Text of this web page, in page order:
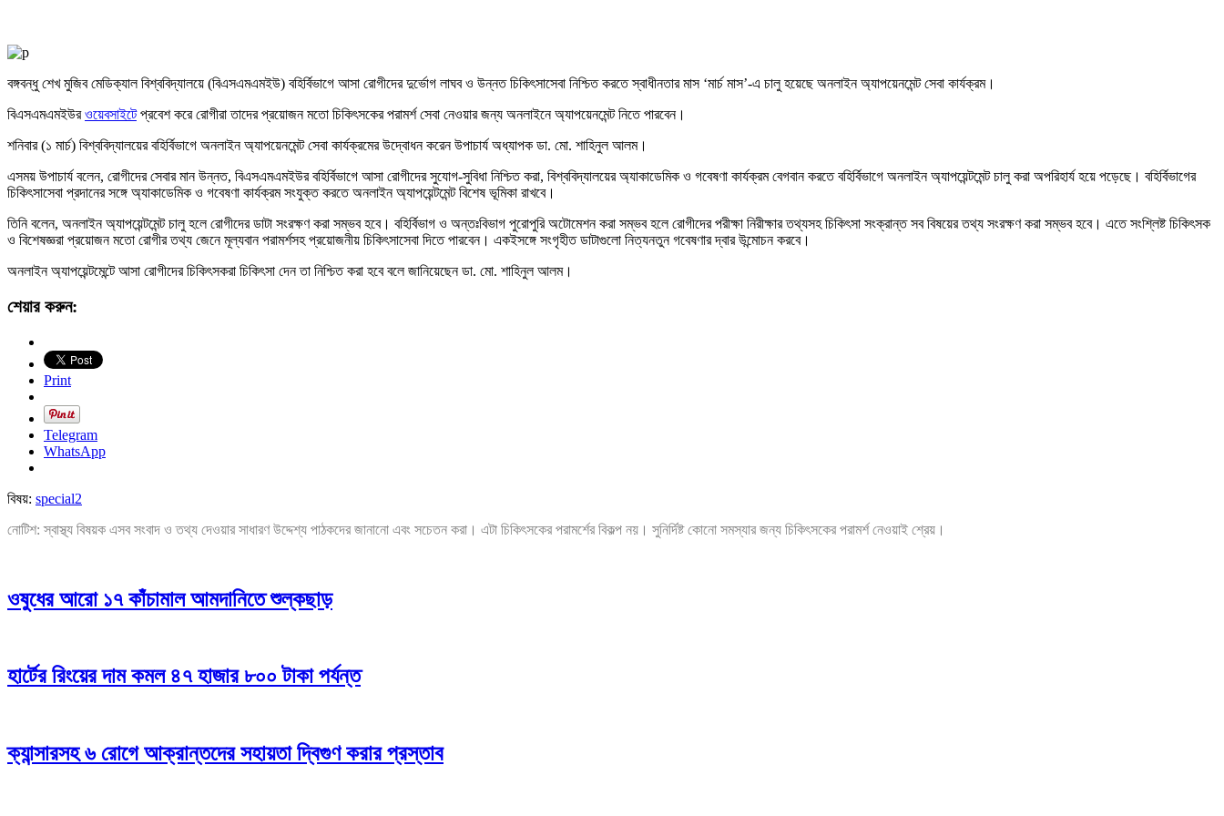
বঙ্গবন্ধু শেখ মুজিব মেডিক্যাল বিশ্ববিদ্যালয়ে (বিএসএমএমইউ) বহির্বিভাগে আসা রোগীদের দুর্ভোগ লাঘব ও উন্নত চিকিৎসাসেবা নিশ্চিত করতে স্বাধীনতার মাস ‘মার্চ মাস’-এ চালু হয়েছে অনলাইন অ্যাপয়েনমেন্ট সেবা কার্যক্রম।
বিএসএমএমইউরওয়েবসাইটেপ্রবেশ করে রোগীরা তাদের প্রয়োজন মতো চিকিৎসকের পরামর্শ সেবা নেওয়ার জন্য অনলাইনে অ্যাপয়েনমেন্ট নিতে পারবেন।
শনিবার (১ মার্চ) বিশ্ববিদ্যালয়ের বহির্বিভাগে অনলাইন অ্যাপয়েনমেন্ট সেবা কার্যক্রমের উদ্বোধন করেন উপাচার্য অধ্যাপক ডা. মো. শাহিনুল আলম।
এসময় উপাচার্য বলেন, রোগীদের সেবার মান উন্নত, বিএসএমএমইউর বহির্বিভাগে আসা রোগীদের সুযোগ-সুবিধা নিশ্চিত করা, বিশ্ববিদ্যালয়ের অ্যাকাডেমিক ও গবেষণা কার্যক্রম বেগবান করতে বহির্বিভাগে অনলাইন অ্যাপয়েন্টমেন্ট চালু করা অপরিহার্য হয়ে পড়েছে। বহির্বিভাগের
চিকিৎসাসেবা প্রদানের সঙ্গে অ্যাকাডেমিক ও গবেষণা কার্যক্রম সংযুক্ত করতে অনলাইন অ্যাপয়েন্টমেন্ট বিশেষ ভূমিকা রাখবে।
তিনি বলেন, অনলাইন অ্যাপয়েন্টমেন্ট চালু হলে রোগীদের ডাটা সংরক্ষণ করা সম্ভব হবে। বহির্বিভাগ ও অন্তঃবিভাগ পুরোপুরি অটোমেশন করা সম্ভব হলে রোগীদের পরীক্ষা নিরীক্ষার তথ্যসহ চিকিৎসা সংক্রান্ত সব বিষয়ের তথ্য সংরক্ষণ করা সম্ভব হবে। এতে সংশ্লিষ্ট চিকিৎসক
ও বিশেষজ্ঞরা প্রয়োজন মতো রোগীর তথ্য জেনে মূল্যবান পরামর্শসহ প্রয়োজনীয় চিকিৎসাসেবা দিতে পারবেন। একইসঙ্গে সংগৃহীত ডাটাগুলো নিত্যনতুন গবেষণার দ্বার উন্মোচন করবে।
অনলাইন অ্যাপয়েন্টমেন্টে আসা রোগীদের চিকিৎসকরা চিকিৎসা দেন তা নিশ্চিত করা হবে বলে জানিয়েছেন ডা. মো. শাহিনুল আলম।
শেয়ার করুন:
Print
Telegram
WhatsApp
বিষয়: special2
নোটিশ: স্বাস্থ্য বিষয়ক এসব সংবাদ ও তথ্য দেওয়ার সাধারণ উদ্দেশ্য পাঠকদের জানানো এবং সচেতন করা। এটা চিকিৎসকের পরামর্শের বিকল্প নয়। সুনির্দিষ্ট কোনো সমস্যার জন্য চিকিৎসকের পরামর্শ নেওয়াই শ্রেয়।
ওষুধের আরো ১৭ কাঁচামাল আমদানিতে শুল্কছাড়
হার্টের রিংয়ের দাম কমল ৪৭ হাজার ৮০০ টাকা পর্যন্ত
ক্যান্সারসহ ৬ রোগে আক্রান্তদের সহায়তা দ্বিগুণ করার প্রস্তাব